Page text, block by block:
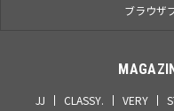
ブラウザ
JJ CLASSY. VERY